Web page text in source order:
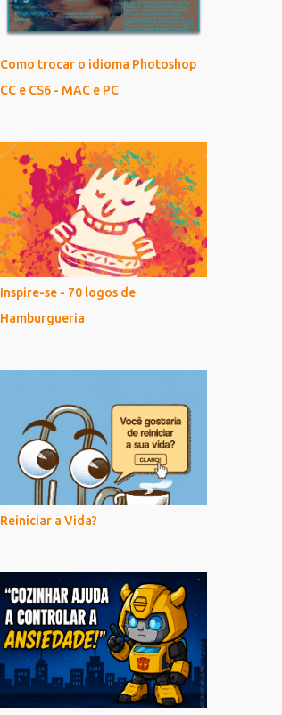
Como trocar o idioma Photoshop
CC e CS6 - MAC e PC
Inspire-se - 70 logos de
Hamburgueria
Reiniciar a Vida?